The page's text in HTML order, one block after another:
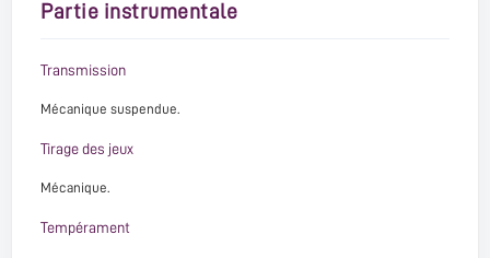
Partie instrumentale
Transmission
Mécanique suspendue.
Tirage des jeux
Mécanique.
Tempérament